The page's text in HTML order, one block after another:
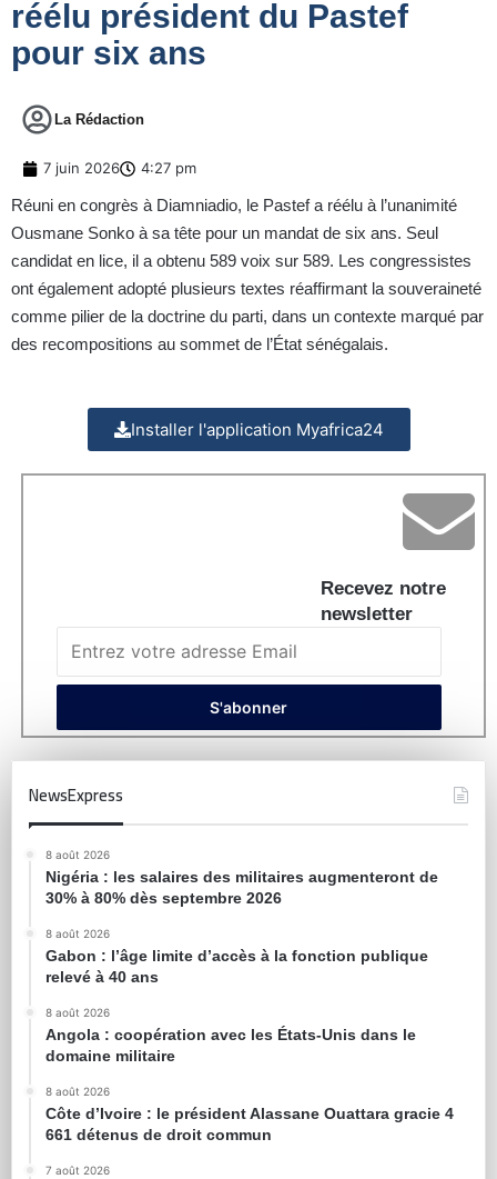
réélu président du Pastef
pour six ans
La Rédaction
7 juin 2026 4:27 pm
Réuni en congrès à Diamniadio, le Pastef a réélu à l’unanimité
Ousmane Sonko à sa tête pour un mandat de six ans. Seul
candidat en lice, il a obtenu 589 voix sur 589. Les congressistes
ont également adopté plusieurs textes réaffirmant la souveraineté
comme pilier de la doctrine du parti, dans un contexte marqué par
des recompositions au sommet de l’État sénégalais.
Installer l'application Myafrica24
Recevez notre
newsletter
NewsExpress
8 août 2026
Nigéria : les salaires des militaires augmenteront de
30% à 80% dès septembre 2026
8 août 2026
Gabon : l’âge limite d’accès à la fonction publique
relevé à 40 ans
8 août 2026
Angola : coopération avec les États-Unis dans le
domaine militaire
8 août 2026
Côte d’Ivoire : le président Alassane Ouattara gracie 4
661 détenus de droit commun
7 août 2026